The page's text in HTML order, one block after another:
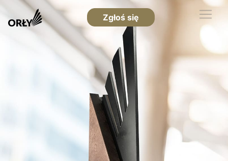
Zgłoś się